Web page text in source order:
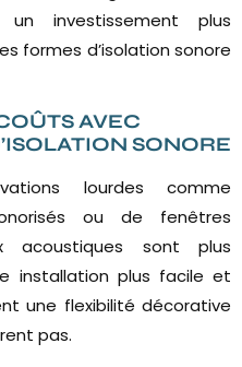
investissement plus
formes d’isolation sonore
AVEC
SONORE
lourdes comme
ou de fenêtres
acoustiques sont plus
installation plus facile et
une flexibilité décorative
pas.